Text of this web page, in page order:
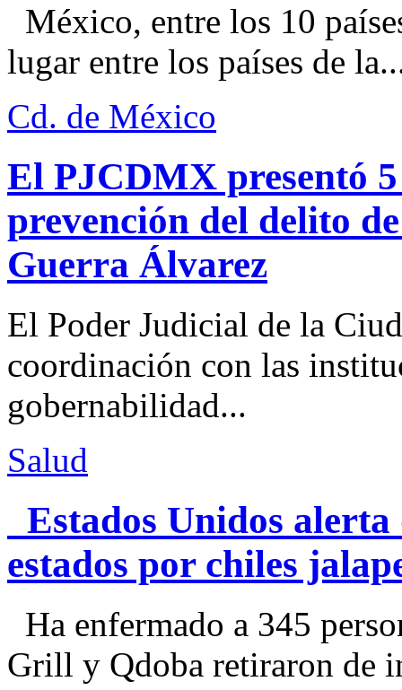
México, entre los 10
lugar entre los países de
Cd. de México
El PJCDMX presentó
prevención del delito
Guerra Álvarez
El Poder Judicial de la
coordinación con las
gobernabilidad...
Salud
Estados Unidos alerta
estados por chiles
Ha enfermado a 345
Grill y Qdoba retiraron de